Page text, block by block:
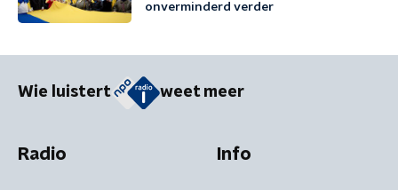
onverminderd verder
Wie luistert weet meer
Radio Info